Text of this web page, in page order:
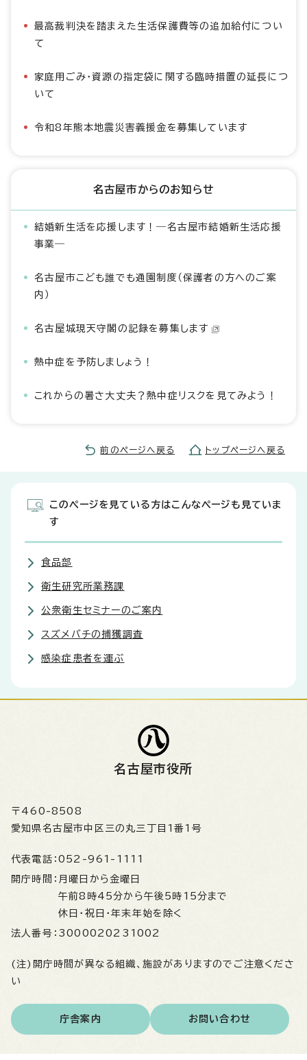
最高裁判決を踏まえた生活保護費等の追加給付につい
て
家庭用ごみ・資源の指定袋に関する臨時措置の延長につ
いて
令和8年熊本地震災害義援金を募集しています
名古屋市からのお知らせ
結婚新生活を応援します！―名古屋市結婚新生活応援
事業―
名古屋市こども誰でも通園制度（保護者の方へのご案
内）
名古屋城現天守閣の記録を募集します
熱中症を予防しましょう！
これからの暑さ大丈夫？熱中症リスクを見てみよう！
前のページへ戻る トップページへ戻る
このページを見ている方はこんなページも見ていま
す
食品部
衛生研究所業務課
公衆衛生セミナーのご案内
スズメバチの捕獲調査
感染症患者を運ぶ
名古屋市役所
〒460-8508
愛知県名古屋市中区三の丸三丁目1番1号
代表電話： 052-961-1111
開庁時間： 月曜日から金曜日
午前8時45分から午後5時15分まで
休日・祝日・年末年始を除く
法人番号： 3000020231002
(注)開庁時間が異なる組織、施設がありますのでご注意くださ
い
庁舎案内 お問い合わせ